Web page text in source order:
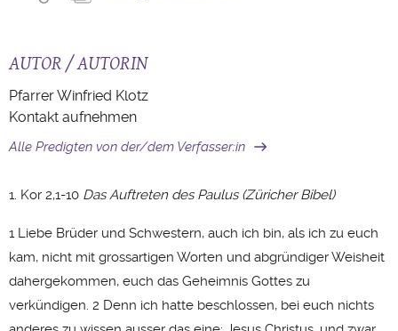
AUTOR / AUTORIN
Pfarrer Winfried Klotz
Kontakt aufnehmen
Alle Predigten von der/dem Verfasser:in
1. Kor 2,1-10 Das Auftreten des Paulus (Züricher Bibel)
1 Liebe Brüder und Schwestern, auch ich bin, als ich zu euch
kam, nicht mit grossartigen Worten und abgründiger Weisheit
dahergekommen, euch das Geheimnis Gottes zu
verkündigen. 2 Denn ich hatte beschlossen, bei euch nichts